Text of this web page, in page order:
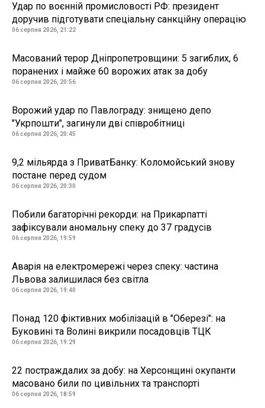
Удар по воєнній промисловості РФ: президент
доручив підготувати спеціальну санкційну операцію
06 серпня 2026, 21:22
Масований терор Дніпропетровщини: 5 загиблих, 6
поранених і майже 60 ворожих атак за добу
06 серпня 2026, 20:56
Ворожий удар по Павлограду: знищено депо
"Укрпошти", загинули дві співробітниці
06 серпня 2026, 20:45
9,2 мільярда з ПриватБанку: Коломойський знову
постане перед судом
06 серпня 2026, 20:30
Побили багаторічні рекорди: на Прикарпатті
зафіксували аномальну спеку до 37 градусів
06 серпня 2026, 19:59
Аварія на електромережі через спеку: частина
Львова залишилася без світла
06 серпня 2026, 19:40
Понад 120 фіктивних мобілізацій в "Оберезі": на
Буковині та Волині викрили посадовців ТЦК
06 серпня 2026, 19:29
22 постраждалих за добу: на Херсонщині окупанти
масовано били по цивільних та транспорті
06 серпня 2026, 18:59